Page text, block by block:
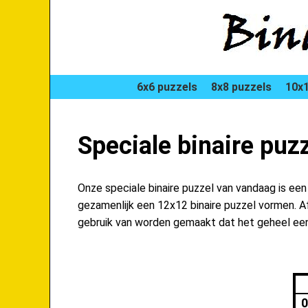
6x6 puzzels 8x8 puzzels
Speciale binaire
Onze speciale binaire puzzel van vandaag is
gezamenlijk een 12x12 binaire puzzel vormen.
gebruik van worden gemaakt dat het geheel
0